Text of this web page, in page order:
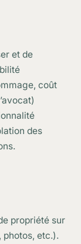
et de
coût
des
propriété sur
photos, etc.).